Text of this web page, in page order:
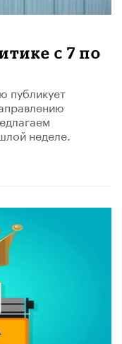
с 7 по
публикует
неделе.